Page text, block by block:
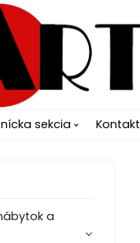
sekcia Kontakt
a